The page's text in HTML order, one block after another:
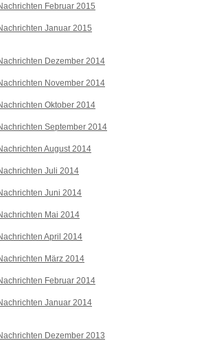
Februar 2015
Januar 2015
Dezember 2014
November 2014
Oktober 2014
September 2014
August 2014
Juli 2014
Juni 2014
Mai 2014
April 2014
März 2014
Februar 2014
Januar 2014
Dezember 2013